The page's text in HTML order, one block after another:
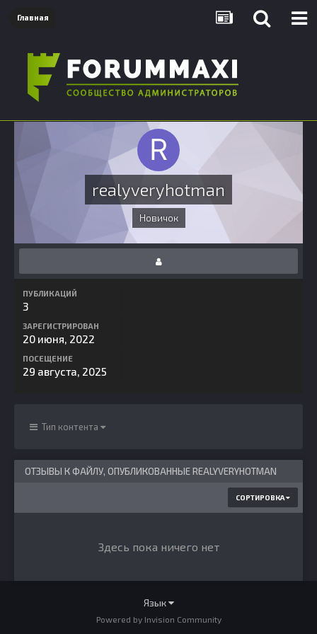
Главная
realyveryhotman
Новичок
ПУБЛИКАЦИЙ
3
ЗАРЕГИСТРИРОВАН
20 июня, 2022
ПОСЕЩЕНИЕ
29 августа, 2025
Тип контента
ОТЗЫВЫ К ФАЙЛУ, ОПУБЛИКОВАННЫЕ REALYVERYHOTMAN
СОРТИРОВКА
Здесь пока ничего нет
Язык
Powered by Invision Community